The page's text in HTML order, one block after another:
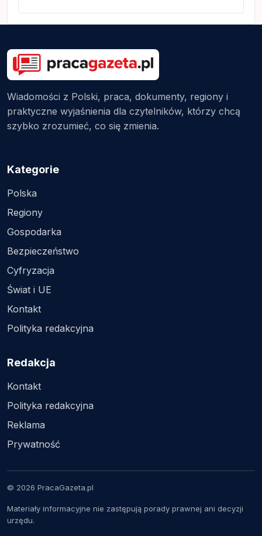
Wiadomości z Polski, praca, dokumenty, regiony i
praktyczne wyjaśnienia dla czytelników, którzy chcą
szybko zrozumieć, co się zmienia.
Kategorie
Polska
Regiony
Gospodarka
Bezpieczeństwo
Cyfryzacja
Świat i UE
Kontakt
Polityka redakcyjna
Redakcja
Kontakt
Polityka redakcyjna
Reklama
Prywatność
© 2026 PracaGazeta.pl
Materiały informacyjne nie zastępują porady prawnej ani decyzji
urzędu.